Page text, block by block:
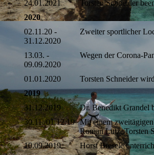
24.01.2021
Torsten Schneider
2020
02.11.20 -
31.12.2020
Zweiter sportlicher
13.03. -
09.09.2020
Wegen der Corona-
01.01.2020
Torsten Schneider
2019
31.12.2019
Dr. Benedikt Grandel
30.11./01.12.19 Mit einem
Roman Lutz, Torsten
10.09.2019
Horst Bresele